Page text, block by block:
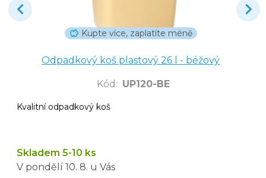
Kupte více, zaplatíte méně
Odpadkový koš plastový 26 l - béžový
Kód : UP120-BE
Kvalitní odpadkový koš
Skladem 5-10 ks
V pondělí 10. 8. u Vás